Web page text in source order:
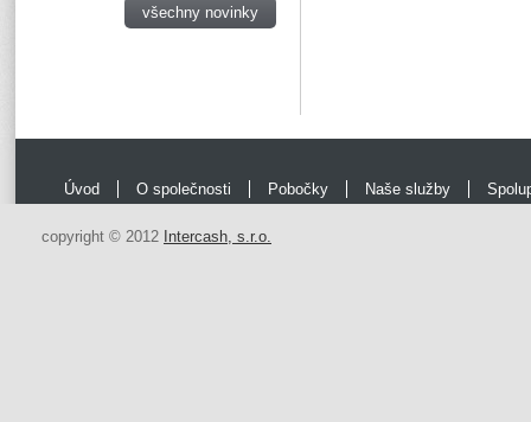
všechny novinky
Úvod O společnosti Pobočky Naše služby
copyright © 2012 Intercash, s.r.o.